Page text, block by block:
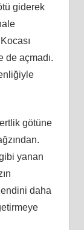
giderek
de açmadı.
götüne
yanan
daha